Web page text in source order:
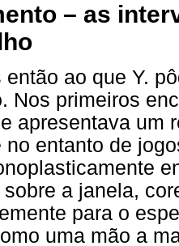
– as
então ao que Y.
Nos primeiros
apresentava um
no entanto de
a janela,
para o
uma mão a